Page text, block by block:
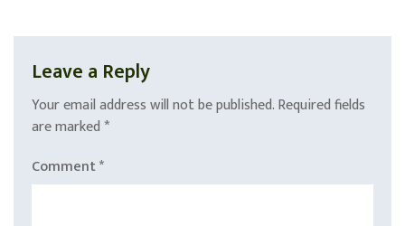
Leave a Reply
Your email address will not be published.Required fields
are marked *
Comment*